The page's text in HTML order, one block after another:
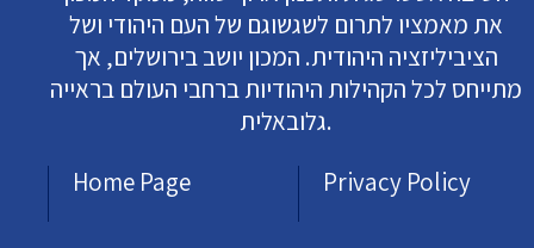
את מאמציו לתרום לשגשוגם של העם היהודי ושל
הציביליזציה היהודית. המכון יושב בירושלים, אך
מתייחס לכל הקהילות היהודיות ברחבי העולם בראייה
גלובאלית.
Home Page
Privacy Policy